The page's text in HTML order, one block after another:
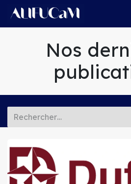
Se rendre au contenu
Nos